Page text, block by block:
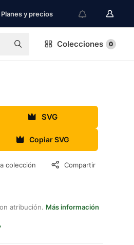
Planes y precios
Colecciones 0
SVG
Copiar SVG
colección Compartir
atribución. Más información